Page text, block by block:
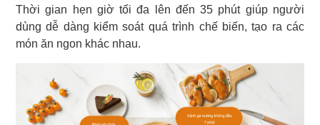
Thời gian hẹn giờ tối đa lên đến 35 phút giúp người
dùng dễ dàng kiểm soát quá trình chế biến, tạo ra các
món ăn ngon khác nhau.